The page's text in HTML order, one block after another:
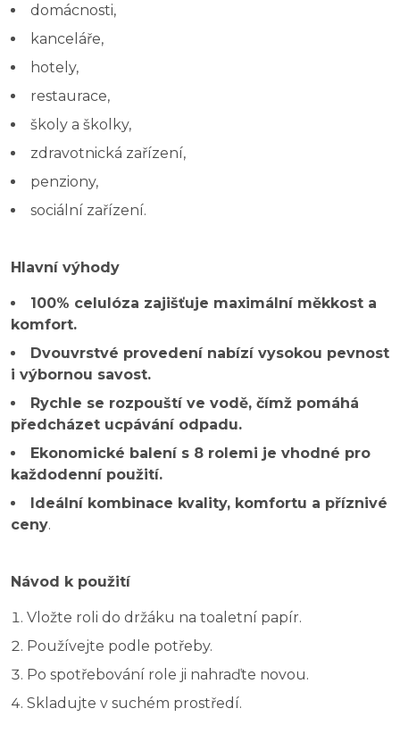
domácnosti,
kanceláře,
hotely,
restaurace,
školy a školky,
zdravotnická zařízení,
penziony,
sociální zařízení.
Hlavní výhody
100% celulóza zajišťuje maximální měkkost a
komfort.
Dvouvrstvé provedení nabízí vysokou pevnost
i výbornou savost.
Rychle se rozpouští ve vodě, čímž pomáhá
předcházet ucpávání odpadu.
Ekonomické balení s 8 rolemi je vhodné pro
každodenní použití.
Ideální kombinace kvality, komfortu a příznivé
ceny.
Návod k použití
Vložte roli do držáku na toaletní papír.
Používejte podle potřeby.
Po spotřebování role ji nahraďte novou.
Skladujte v suchém prostředí.